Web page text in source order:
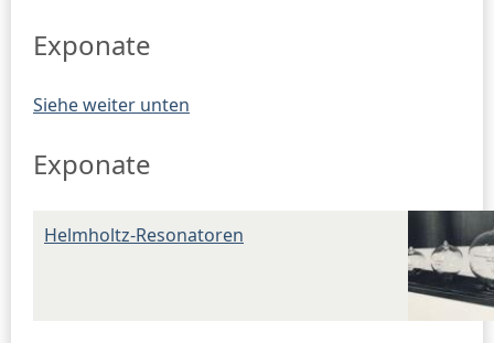
Exponate
Siehe weiter unten
Exponate
Helmholtz-Resonatoren